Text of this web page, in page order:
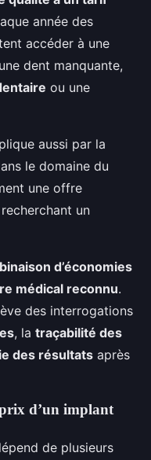
année des
accéder à une
dent manquante,
ou une
aussi par la
le domaine du
une offre
un
d’économies
médical reconnu.
des interrogations
, la traçabilité des
des résultats après
d’un implant
de plusieurs